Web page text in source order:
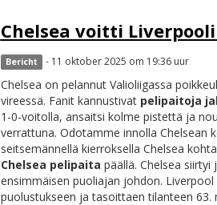
Chelsea voitti
Bericht - 11 oktober 2025 om 19:36 uur
Chelsea on pelannut Valioliigassa
vireessä. Fanit kannustivat pelipaitoja
1-0-voitolla, ansaitsi kolme pistettä ja
verrattuna. Odotamme innolla Chelsean
seitsemännellä kierroksella Chelsea
Chelsea pelipaita päällä. Chelsea
ensimmäisen puoliajan johdon.
puolustukseen ja tasoittaen tilanteen 63.